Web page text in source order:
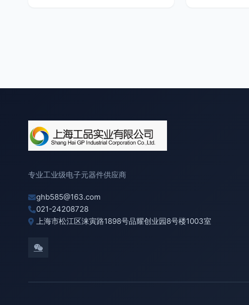
专业工业级电子元器件供应商
ghb585@163.com
021-24208728
上海市松江区涞寅路1898号品耀创业园8号楼1003室